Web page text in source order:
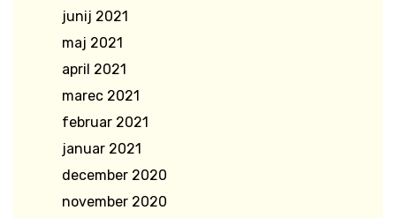
junij 2021
maj 2021
april 2021
marec 2021
februar 2021
januar 2021
december 2020
november 2020